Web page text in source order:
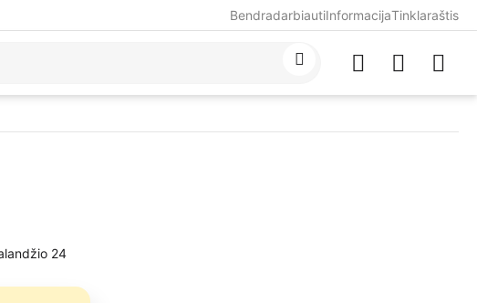
BendradarbiautiInformacijaTinklaraštis
24